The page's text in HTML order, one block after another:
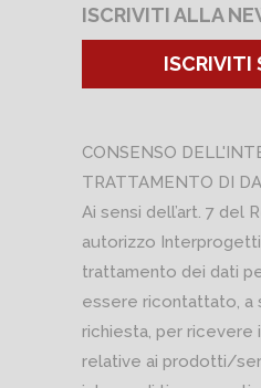
ISCRIVITI ALLA
ISCRIVITI
CONSENSO
TRATTAMENTO DI
Ai sensi dell’art. 7 del
autorizzo Interprogetti
trattamento dei dati
essere ricontattato, a
richiesta, per ricevere
relative ai prodotti/